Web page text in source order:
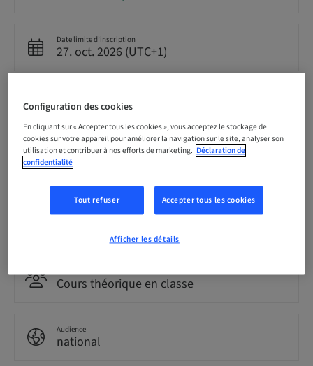
Date limite d’inscription
27. oct. 2026 (UTC+1)
CHF 0.00
Langue
Allemand
Points
Cours théorique en classe
Audience
national
Configuration des cookies
En cliquant sur « Accepter tous les cookies », vous acceptez le stockage de
cookies sur votre appareil pour améliorer la navigation sur le site, analyser son
utilisation et contribuer à nos efforts de marketing. Déclaration de
confidentialité
Tout refuser Accepter tous les cookies
Afficher les détails